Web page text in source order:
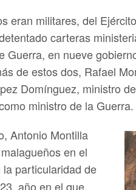
eran militares, del
carteras
Guerra, en nueve
de estos dos, Rafael
Domínguez, ministro
ministro de la Guerra.
Antonio Montilla
en el
particularidad de
año en el que,